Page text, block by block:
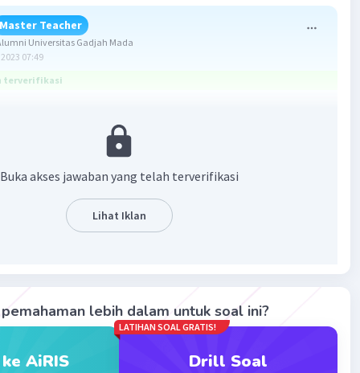
Master Teacher
Universitas Gadjah Mada
07:49
terverifikasi
diselesaikan dengan konsep usaha, dimana
adalah:
Buka akses jawaban yang telah terverifikasi
Lihat Iklan
lebih dalam untuk soal ini?
AiRIS
LATIHAN SOAL GRATIS!
Drill Soal